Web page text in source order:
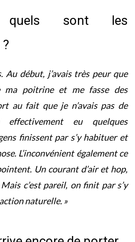
sont les
Au début, j’avais très peur que
poitrine et me fasse des
au fait que je n’avais pas de
effectivement eu quelques
finissent par s’y habituer et
L’inconvénient également ce
Un courant d’air et hop,
c’est pareil, on finit par s’y
naturelle. »